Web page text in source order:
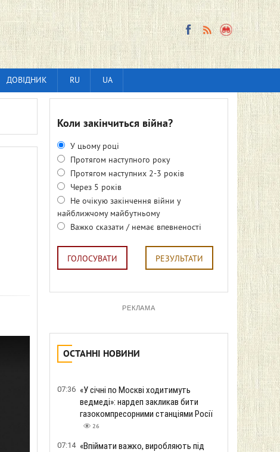
ДОВІДНИК RU UA
Коли закінчиться війна?
У цьому році
Протягом наступного року
Протягом наступних 2-3 років
Через 5 років
Не очікую закінчення війни у
найближчому майбутньому
Важко сказати / немає впевненості
ГОЛОСУВАТИ РЕЗУЛЬТАТИ
РЕКЛАМА
ОСТАННІ НОВИНИ
07:36 «У січні по Москві ходитимуть
ведмеді»: нардеп закликав бити
газокомпресорними станціями Росії
26
07:14 «Впіймати важко, виробляють під